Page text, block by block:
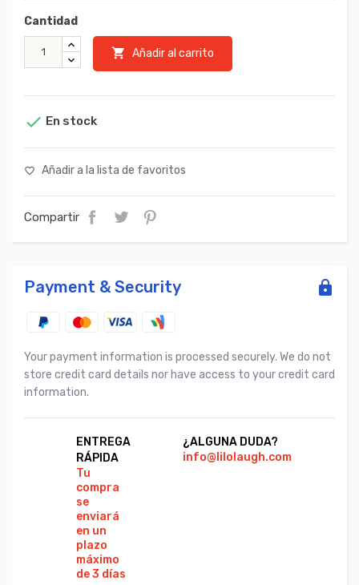
Cantidad
 Añadir al carrito
 En stock
favorite_border Añadir a la lista de favoritos
Compartir
Payment & Security
Your payment information is processed securely. We do not
store credit card details nor have access to your credit card
information.
ENTREGA
RÁPIDA
Tu
compra
se
enviará
en un
plazo
máximo
de 3 días
¿ALGUNA DUDA?
info@lilolaugh.com